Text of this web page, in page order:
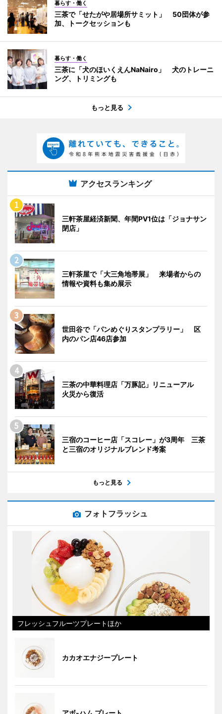
暮らす・働く
三茶で「せたがや居場所サミット」 50団体が参
加、トークセッションも
暮らす・働く
三茶に「犬のほいくえんNaNairo」 犬のトレーニ
ング、トリミングも
もっと見る
アクセスランキング
三軒茶屋経済新聞、年間PV1位は「ジョナサン
閉店」
三軒茶屋で「大三角地帯展」 来場者からの
情報や資料も集め展示
世田谷で「パンめぐりスタンプラリー」 区
内のパン店46店参加
三茶の中華料理店「万豚記」リニューアル
火災から復活
三宿のコーヒー店「スコレー」が3周年 三茶
と三宿のオリジナルブレンド考案
もっと見る
フォトフラッシュ
フレッシュフルーツプレートほか
カカオエナジープレート